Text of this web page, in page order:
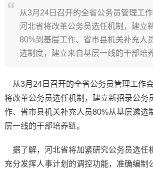
从3月24日召开的全省公务员管理工作
河北省将改革公务员选任机制，建立
80%到基层工作、省市县机关补充人
选制度，建立来自基层一线的干部培
从3月24日召开的全省公务员管理工作
将改革公务员选任机制，建立新招录公务
作、省市县机关补充人员80%从基层遴选
层一线的干部培养链。
据了解，河北省将加紧研究公务员选任
充分发挥人事计划的调控功能，准确编制